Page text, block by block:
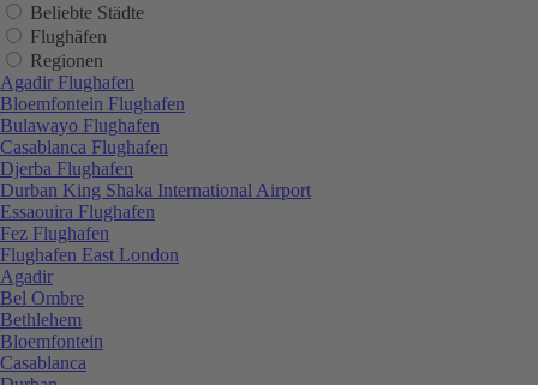
Beliebte Städte
Flughäfen
Regionen
Agadir Flughafen
Bloemfontein Flughafen
Bulawayo Flughafen
Casablanca Flughafen
Djerba Flughafen
Durban King Shaka International Airport
Essaouira Flughafen
Fez Flughafen
Flughafen East London
Agadir
Bel Ombre
Bethlehem
Bloemfontein
Casablanca